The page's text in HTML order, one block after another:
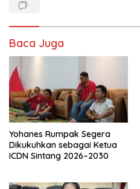
Baca Juga
Yohanes Rumpak Segera
Dikukuhkan sebagai Ketua
ICDN Sintang 2026–2030